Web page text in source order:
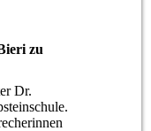
zu
Dr.